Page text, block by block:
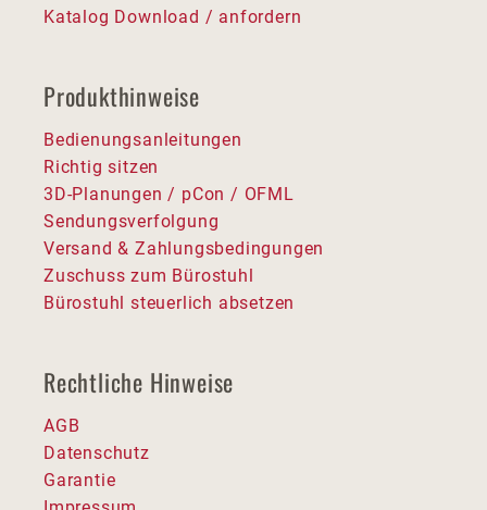
Katalog Download / anfordern
Produkthinweise
Bedienungsanleitungen
Richtig sitzen
3D-Planungen / pCon / OFML
Sendungsverfolgung
Versand & Zahlungsbedingungen
Zuschuss zum Bürostuhl
Bürostuhl steuerlich absetzen
Rechtliche Hinweise
AGB
Datenschutz
Garantie